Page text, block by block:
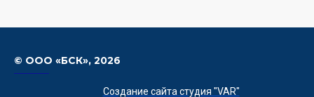
© ООО «БСК», 2026
Создание сайта студия "VAR"